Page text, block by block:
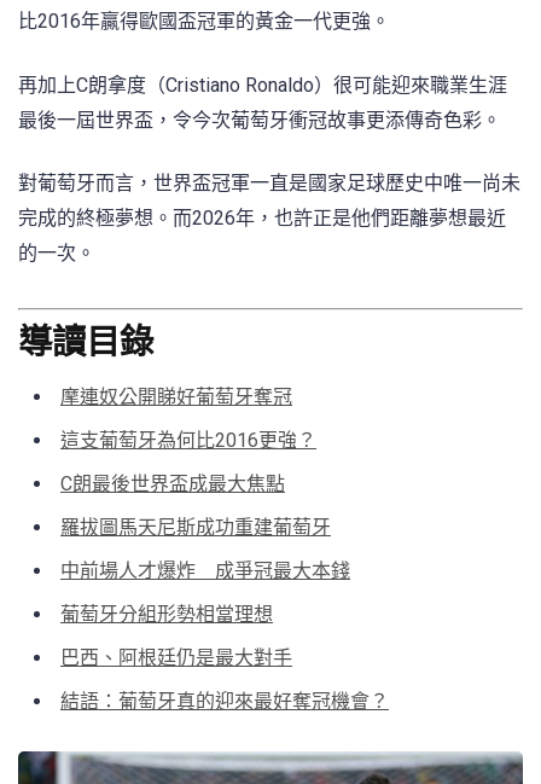
比2016年贏得歐國盃冠軍的黃金一代更強。
再加上C朗拿度（Cristiano Ronaldo）很可能迎來職業生涯
最後一屆世界盃，令今次葡萄牙衝冠故事更添傳奇色彩。
對葡萄牙而言，世界盃冠軍一直是國家足球歷史中唯一尚未
完成的終極夢想。而2026年，也許正是他們距離夢想最近
的一次。
導讀目錄
摩連奴公開睇好葡萄牙奪冠
這支葡萄牙為何比2016更強？
C朗最後世界盃成最大焦點
羅拔圖馬天尼斯成功重建葡萄牙
中前場人才爆炸 成爭冠最大本錢
葡萄牙分組形勢相當理想
巴西、阿根廷仍是最大對手
結語：葡萄牙真的迎來最好奪冠機會？